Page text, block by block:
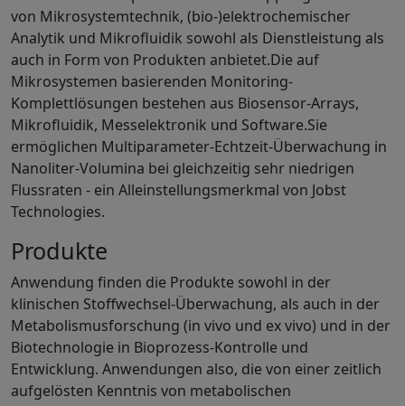
von Mikrosystemtechnik, (bio-)elektrochemischer
Analytik und Mikrofluidik sowohl als Dienstleistung als
auch in Form von Produkten anbietet.Die auf
Mikrosystemen basierenden Monitoring-
Komplettlösungen bestehen aus Biosensor-Arrays,
Mikrofluidik, Messelektronik und Software.Sie
ermöglichen Multiparameter-Echtzeit-Überwachung in
Nanoliter-Volumina bei gleichzeitig sehr niedrigen
Flussraten - ein Alleinstellungsmerkmal von Jobst
Technologies.
Produkte
Anwendung finden die Produkte sowohl in der
klinischen Stoffwechsel-Überwachung, als auch in der
Metabolismusforschung (in vivo und ex vivo) und in der
Biotechnologie in Bioprozess-Kontrolle und
Entwicklung. Anwendungen also, die von einer zeitlich
aufgelösten Kenntnis von metabolischen